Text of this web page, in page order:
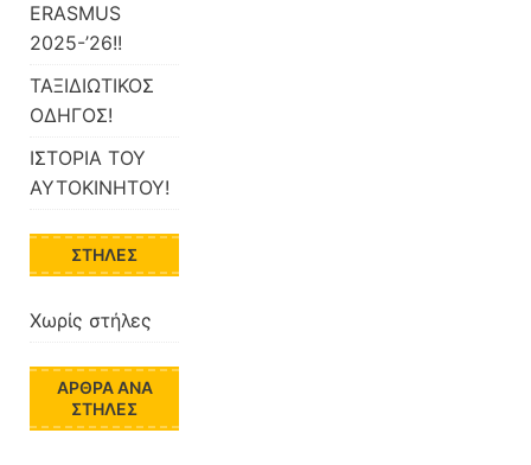
ERASMUS
2025-’26!!
ΤΑΞΙΔΙΩΤΙΚΟΣ
ΟΔΗΓΟΣ!
ΙΣΤΟΡΙΑ ΤΟΥ
ΑΥΤΟΚΙΝΗΤΟΥ!
ΣΤΉΛΕΣ
Χωρίς στήλες
ΆΡΘΡΑ ΑΝΆ
ΣΤΉΛΕΣ